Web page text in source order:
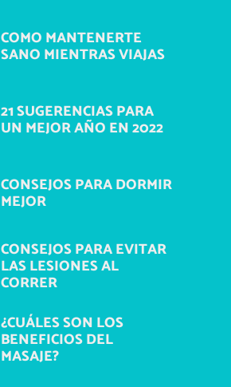
COMO MANTENERTE
SANO MIENTRAS VIAJAS
21 SUGERENCIAS PARA
UN MEJOR AÑO EN 2022
CONSEJOS PARA DORMIR
MEJOR
CONSEJOS PARA EVITAR
LAS LESIONES AL
CORRER
¿CUÁLES SON LOS
BENEFICIOS DEL
MASAJE?